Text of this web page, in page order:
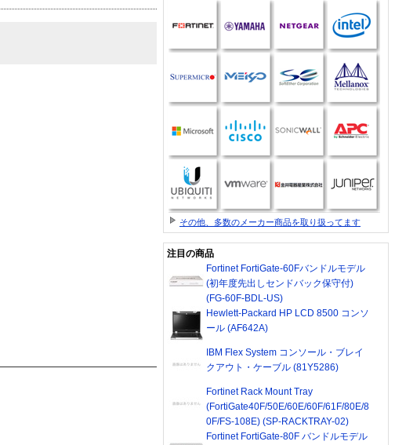
その他、多数のメーカー商品を取り扱ってます
注目の商品
Fortinet FortiGate-60Fバンドルモデル
(初年度先出しセンドバック保守付)
(FG-60F-BDL-US)
Hewlett-Packard HP LCD 8500 コンソ
ール (AF642A)
IBM Flex System コンソール・ブレイ
クアウト・ケーブル (81Y5286)
Fortinet Rack Mount Tray
(FortiGate40F/50E/60E/60F/61F/80E/8
0F/FS-108E) (SP-RACKTRAY-02)
Fortinet FortiGate-80F バンドルモデル